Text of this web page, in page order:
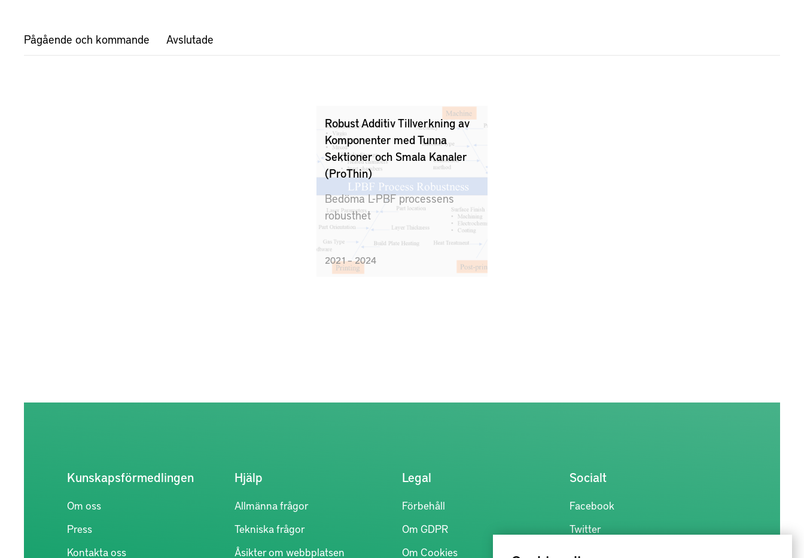
Pågående och kommande Avslutade
Robust Additiv Tillverkning av
Komponenter med Tunna
Sektioner och Smala Kanaler
(ProThin)
Bedöma L-PBF processens
robusthet
2021 – 2024
Kunskapsförmedlingen
Om oss
Press
Kontakta oss
Hjälp
Allmänna frågor
Tekniska frågor
Åsikter om webbplatsen
Legal
Förbehåll
Om GDPR
Om Cookies
Socialt
Facebook
Twitter